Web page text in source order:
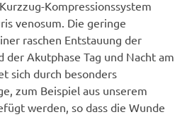
Kompressionssystem
venosum. Die geringe
raschen Entstauung der
Akutphase Tag und Nacht am
sich durch besonders
zum Beispiel aus unserem
werden, so dass die Wunde